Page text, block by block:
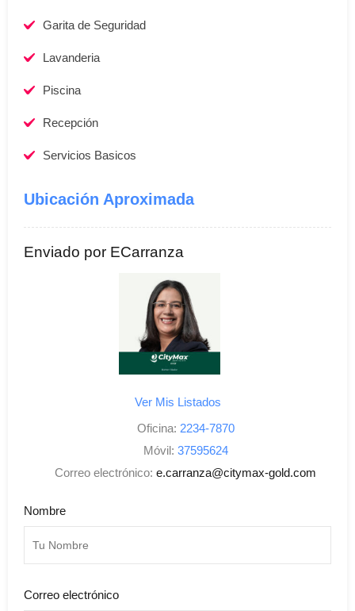
Garita de Seguridad
Lavanderia
Piscina
Recepción
Servicios Basicos
Ubicación Aproximada
Enviado por ECarranza
Ver Mis Listados
Oficina: 2234-7870
Móvil: 37595624
Correo electrónico: e.carranza@citymax-gold.com
Nombre
Correo electrónico